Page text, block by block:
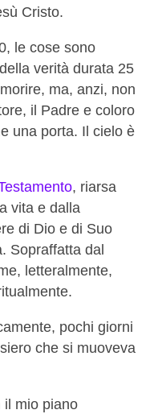
Cristo.
le cose sono
verità durata 25
ma, anzi, non
il Padre e coloro
una porta. Il cielo è
, riarsa
vita e dalla
di Dio e di Suo
Sopraffatta dal
letteralmente,
pochi giorni
che si muoveva
il mio piano